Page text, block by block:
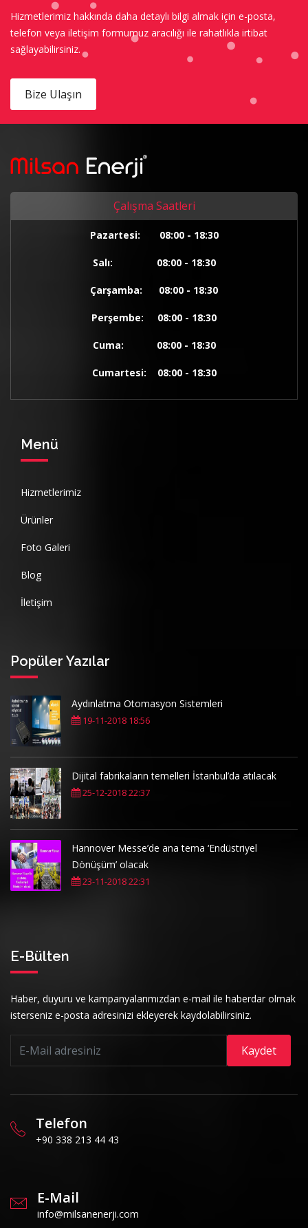
Hizmetlerimiz hakkında daha detaylı bilgi almak için e-posta,
telefon veya iletişim formumuz aracılığı ile rahatlıkla irtibat
sağlayabilirsiniz.
Bize Ulaşın
Çalışma Saatleri
Pazartesi: 08:00 - 18:30
Salı: 08:00 - 18:30
Çarşamba: 08:00 - 18:30
Perşembe: 08:00 - 18:30
Cuma: 08:00 - 18:30
Cumartesi: 08:00 - 18:30
Menü
Hizmetlerimiz
Ürünler
Foto Galeri
Blog
İletişim
Popüler Yazılar
Aydınlatma Otomasyon Sistemleri
19-11-2018 18:56
Dijital fabrikaların temelleri İstanbul’da atılacak
25-12-2018 22:37
Hannover Messe’de ana tema ‘Endüstriyel
Dönüşüm’ olacak
23-11-2018 22:31
E-Bülten
Haber, duyuru ve kampanyalarımızdan e-mail ile haberdar olmak
isterseniz e-posta adresinizi ekleyerek kaydolabilirsiniz.
Kaydet
Telefon
+90 338 213 44 43
E-Mail
info@milsanenerji.com